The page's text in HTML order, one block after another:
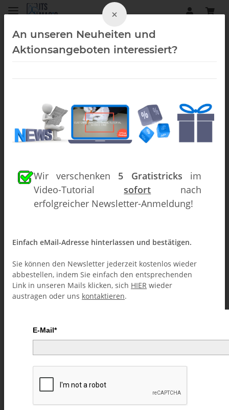
eBooks (Downloads)
Joseph Bruno - eBook
DOWNLOAD
×
An unseren Neuheiten und
Aktionsangeboten interessiert?
Wir verschenken 5 Gratistricks im
Video-Tutorial sofort nach
erfolgreicher Newsletter-Anmeldung!
Einfach eMail-Adresse hinterlassen und bestätigen.
Sie können den Newsletter jederzeit kostenlos wieder
abbestellen, indem Sie einfach den entsprechenden
Link in unseren Mails klicken, sich HIER wieder
austragen oder uns kontaktieren.
E-Mail*